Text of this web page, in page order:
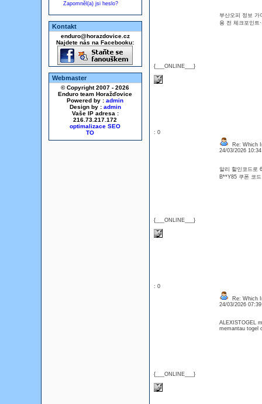
Zapomněl(a) jsi heslo?
Kontakt
enduro@horazdovice.cz
Najdete nás na Facebooku:
Webmaster
© Copyright 2007 - 2026
Enduro team Horažďovice
Powered by : admin
Design by : admin
Vaše IP adresa :
216.73.217.172
optimalizace SEO
{___ONLINE___}
부산오피 정보 가
용 전 체크포인
: 0
{___ONLINE___}
Re: Which
24/03/2026
알리 할인코드로
B**Y85 쿠폰 코
: 0
{___ONLINE___}
Re: Which
24/03/2026
ALEXISTOGEL
memantau